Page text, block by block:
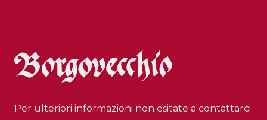
Per ulteriori informazioni non esitate a contattarci.